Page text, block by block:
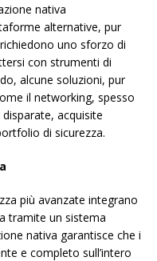
nativa
alternative, pur
uno sforzo di
con strumenti di
alcune soluzioni, pur
il networking, spesso
acquisite
di sicurezza.
più avanzate integrano
tramite un sistema
nativa garantisce che i
e completo sull’intero